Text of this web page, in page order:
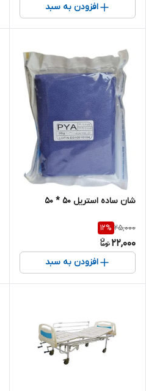
افزودن به سبد
شان ساده استریل 50 * 50
25,000
12%
22,000
افزودن به سبد